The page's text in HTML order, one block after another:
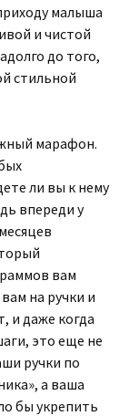
малыша
и чистой
до того,
стильной
марафон.
ли вы к нему
впереди у
вам
на ручки и
и даже когда
это еще не
ручки по
а ваша
бы укрепить